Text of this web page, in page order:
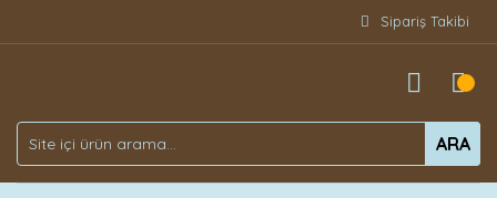
Sipariş Takibi
ARA